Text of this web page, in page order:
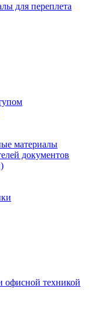
для переплета
материалы
документов
офисной техникой